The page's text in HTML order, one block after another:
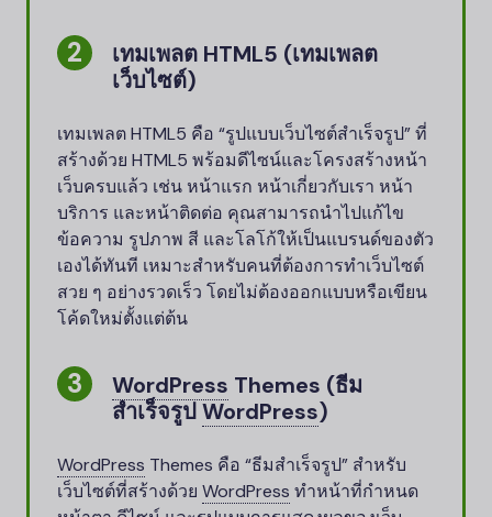
เทมเพลต HTML5 (เทมเพลต
เว็บไซต์)
เทมเพลต HTML5 คือ “รูปแบบเว็บไซต์สำเร็จรูป” ที่
สร้างด้วย HTML5 พร้อมดีไซน์และโครงสร้างหน้า
เว็บครบแล้ว เช่น หน้าแรก หน้าเกี่ยวกับเรา หน้า
บริการ และหน้าติดต่อ คุณสามารถนำไปแก้ไข
ข้อความ รูปภาพ สี และโลโก้ให้เป็นแบรนด์ของตัว
เองได้ทันที เหมาะสำหรับคนที่ต้องการทำเว็บไซต์
สวย ๆ อย่างรวดเร็ว โดยไม่ต้องออกแบบหรือเขียน
โค้ดใหม่ตั้งแต่ต้น
WordPress Themes (ธีม
สำเร็จรูปWordPress)
WordPress Themes คือ “ธีมสำเร็จรูป” สำหรับ
เว็บไซต์ที่สร้างด้วย WordPress ทำหน้าที่กำหนด